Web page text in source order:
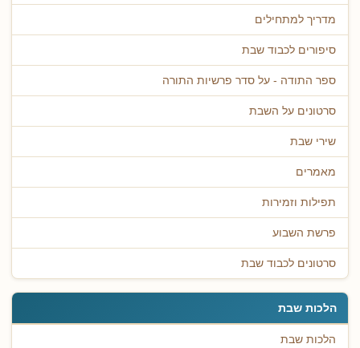
מדריך למתחילים
סיפורים לכבוד שבת
ספר התודה - על סדר פרשיות התורה
סרטונים על השבת
שירי שבת
מאמרים
תפילות וזמירות
פרשת השבוע
סרטונים לכבוד שבת
הלכות שבת
הלכות שבת